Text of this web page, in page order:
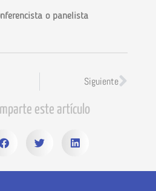
o panelista
Siguiente
este artículo